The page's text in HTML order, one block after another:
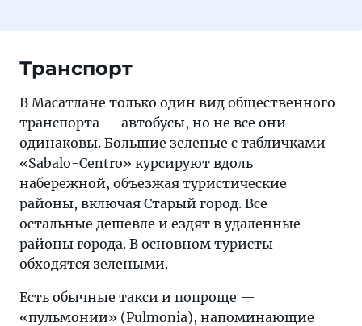
Транспорт
В Масатлане только один вид общественного
транспорта — автобусы, но не все они
одинаковы. Большие зеленые с табличками
«Sabalo-Centro» курсируют вдоль
набережной, объезжая туристические
районы, включая Старый город. Все
остальные дешевле и ездят в удаленные
районы города. В основном туристы
обходятся зелеными.
Есть обычные такси и попроще —
«пульмонии» (Pulmonia), напоминающие